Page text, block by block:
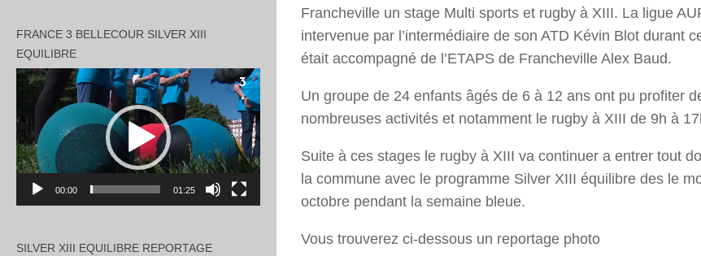
Francheville un stage Multi sports et rugby à XIII. La ligue
intervenue par l’intermédiaire de son ATD Kévin Blot durant
était accompagné de l’ETAPS de Francheville Alex Baud.
Un groupe de 24 enfants âgés de 6 à 12 ans ont pu profiter
nombreuses activités et notamment le rugby à XIII de 9h à
Suite à ces stages le rugby à XIII va continuer a entrer tout
la commune avec le programme Silver XIII équilibre des le
octobre pendant la semaine bleue.
Vous trouverez ci-dessous un reportage photo
FRANCE 3 BELLECOUR SILVER XIII
EQUILIBRE
Lecteur
vidéo
00:00 01:25
SILVER XIII EQUILIBRE REPORTAGE